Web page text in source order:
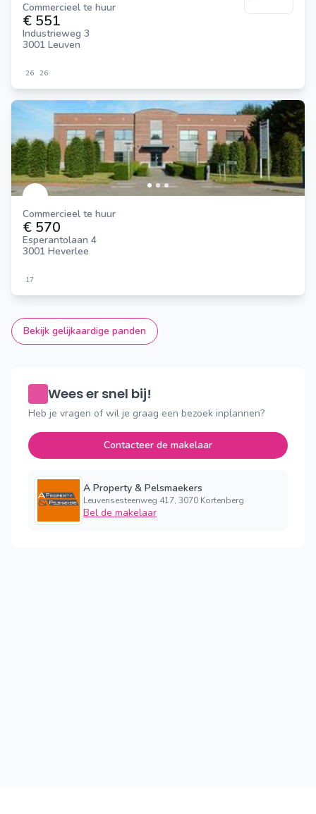
Commercieel te huur
€ 551
Industrieweg 3
3001 Leuven
26 26
Commercieel te huur
€ 570
Esperantolaan 4
3001 Heverlee
17
Bekijk gelijkaardige panden
Wees er snel bij!
Heb je vragen of wil je graag een bezoek inplannen?
Contacteer de makelaar
A Property & Pelsmaekers
Leuvensesteenweg 417, 3070 Kortenberg
Bel de makelaar